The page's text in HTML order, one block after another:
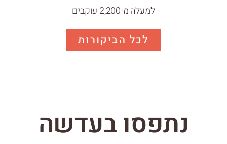
למעלה מ-2,200 עוקבים
לכל הביקורות
נתפסו בעדשה